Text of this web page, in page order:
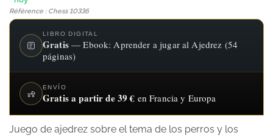
Référence : Chess 10336
LIBRO DIGITAL
Gratis— Ebook: Aprender a jugar al Ajedrez (54
páginas)
ENVÍO
Gratis a partir de 39 € en Francia y Europa
Juego de ajedrez sobre el tema de los perros y los